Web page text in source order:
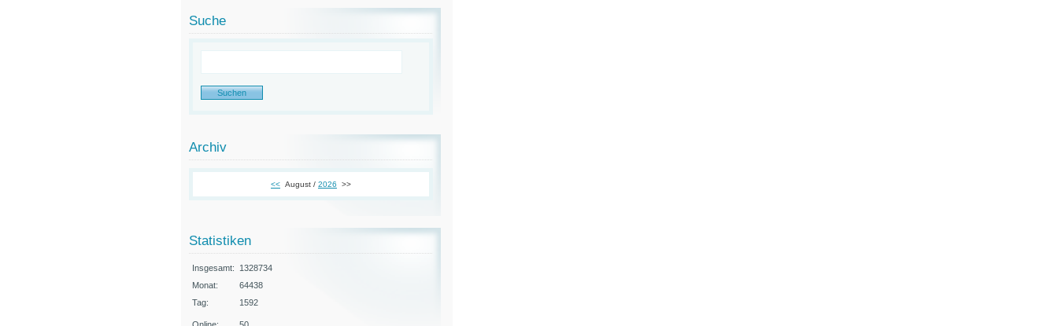
Suche
Archiv
<< August / 2026 >>
Statistiken
Insgesamt:
1328734
Monat:
64438
Tag:
1592